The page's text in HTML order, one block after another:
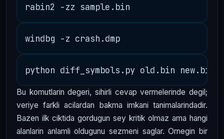
Bu komutlarin degeri, sihirli cevap vermelerinde degil;
veriye farkli acilardan bakma imkani tanimalarindadir.
Bazen ilk ciktida gordugun sey kritik olmaz ama hangi
alanlarin anlamli oldugunu sezmeni saglar. Ornegin bir